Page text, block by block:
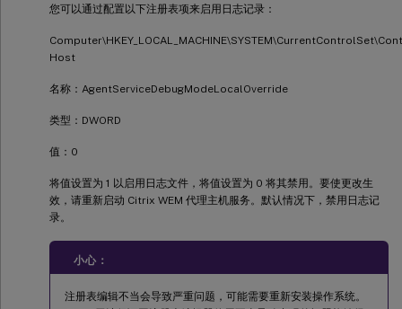
您可以通过配置以下注册表项来启用日志记录：
Host
名称：AgentServiceDebugModeLocalOverride
类型：DWORD
值：0
将值设置为 1 以启用日志文件，将值设置为 0 将其禁用。要使更改生
效，请重新启动 Citrix WEM 代理主机服务。默认情况下，禁用日志记
录。
小心：
注册表编辑不当会导致严重问题，可能需要重新安装操作系统。